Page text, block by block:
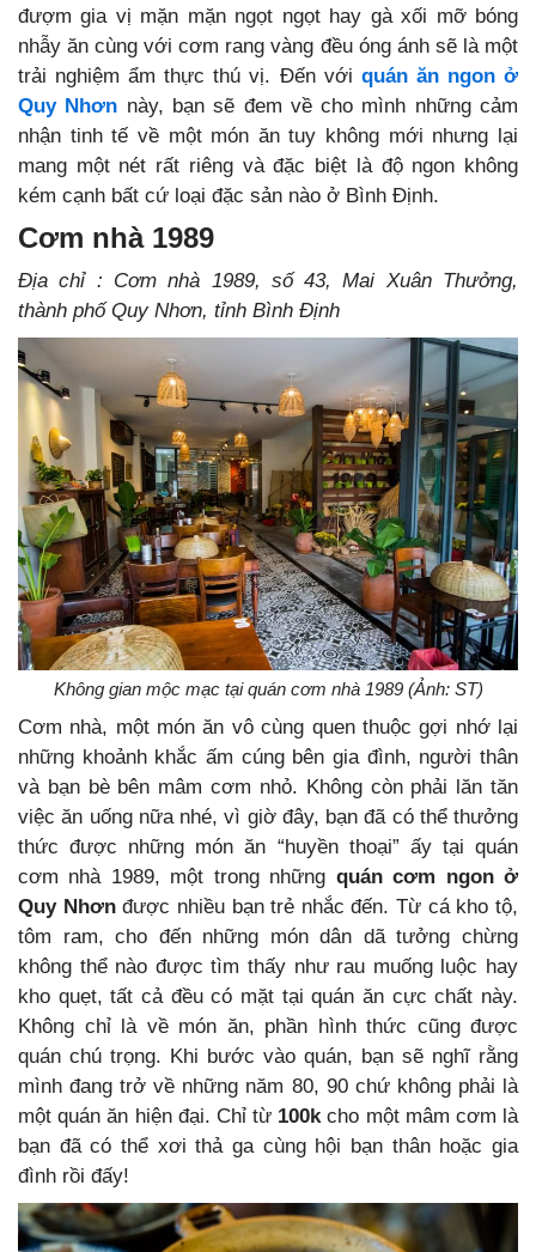
đượm gia vị mặn mặn ngọt ngọt hay gà xối mỡ bóng
nhẫy ăn cùng với cơm rang vàng đều óng ánh sẽ là một
trải nghiệm ẩm thực thú vị. Đến với quán ăn ngon ở
Quy Nhơn này, bạn sẽ đem về cho mình những cảm
nhận tinh tế về một món ăn tuy không mới nhưng lại
mang một nét rất riêng và đặc biệt là độ ngon không
kém cạnh bất cứ loại đặc sản nào ở Bình Định.
Cơm nhà 1989
Địa chỉ : Cơm nhà 1989, số 43, Mai Xuân Thưởng,
thành phố Quy Nhơn, tỉnh Bình Định
Không gian mộc mạc tại quán cơm nhà 1989 (Ảnh: ST)
Cơm nhà, một món ăn vô cùng quen thuộc gợi nhớ lại
những khoảnh khắc ấm cúng bên gia đình, người thân
và bạn bè bên mâm cơm nhỏ. Không còn phải lăn tăn
việc ăn uống nữa nhé, vì giờ đây, bạn đã có thể thưởng
thức được những món ăn “huyền thoại” ấy tại quán
cơm nhà 1989, một trong những quán cơm ngon ở
Quy Nhơnđược nhiều bạn trẻ nhắc đến. Từ cá kho tộ,
tôm ram, cho đến những món dân dã tưởng chừng
không thể nào được tìm thấy như rau muống luộc hay
kho quẹt, tất cả đều có mặt tại quán ăn cực chất này.
Không chỉ là về món ăn, phần hình thức cũng được
quán chú trọng. Khi bước vào quán, bạn sẽ nghĩ rằng
mình đang trở về những năm 80, 90 chứ không phải là
một quán ăn hiện đại. Chỉ từ 100kcho một mâm cơm là
bạn đã có thể xơi thả ga cùng hội bạn thân hoặc gia
đình rồi đấy!